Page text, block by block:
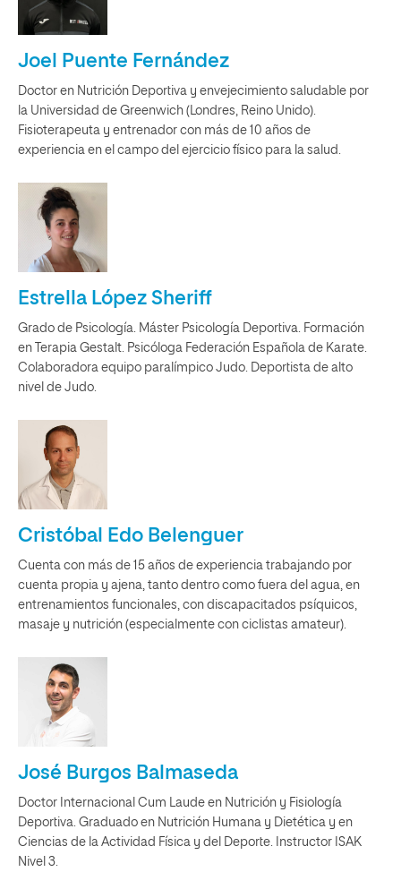
Joel Puente Fernández
Doctor en Nutrición Deportiva y envejecimiento saludable por
la Universidad de Greenwich (Londres, Reino Unido).
Fisioterapeuta y entrenador con más de 10 años de
experiencia en el campo del ejercicio físico para la salud.
Estrella López Sheriff
Grado de Psicología. Máster Psicología Deportiva. Formación
en Terapia Gestalt. Psicóloga Federación Española de Karate.
Colaboradora equipo paralímpico Judo. Deportista de alto
nivel de Judo.
Cristóbal Edo Belenguer
Cuenta con más de 15 años de experiencia trabajando por
cuenta propia y ajena, tanto dentro como fuera del agua, en
entrenamientos funcionales, con discapacitados psíquicos,
masaje y nutrición (especialmente con ciclistas amateur).
José Burgos Balmaseda
Doctor Internacional Cum Laude en Nutrición y Fisiología
Deportiva. Graduado en Nutrición Humana y Dietética y en
Ciencias de la Actividad Física y del Deporte. Instructor ISAK
Nivel 3.